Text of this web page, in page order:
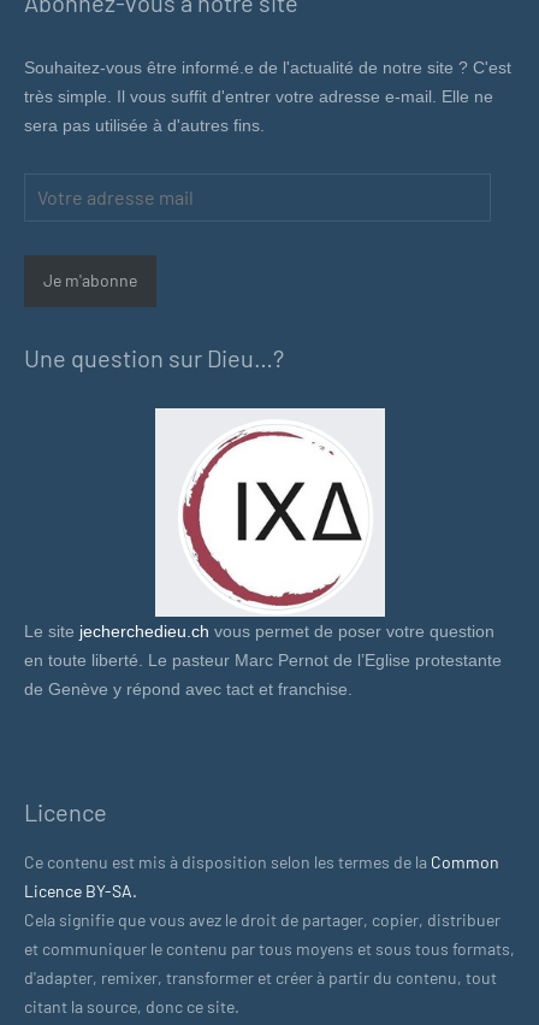
Souhaitez-vous être informé.e de l'actualité de notre site ? C'est
très simple. Il vous suffit d'entrer votre adresse e-mail. Elle ne
sera pas utilisée à d'autres fins.
Je m'abonne
Une question sur Dieu…?
Le site jecherchedieu.ch vous permet de poser votre question
en toute liberté. Le pasteur Marc Pernot de l’Eglise protestante
de Genève y répond avec tact et franchise.
Licence
Ce contenu est mis à disposition selon les termes de la Common
Licence BY-SA.
Cela signifie que vous avez le droit de partager, copier, distribuer
et communiquer le contenu par tous moyens et sous tous formats,
d'adapter, remixer, transformer et créer à partir du contenu, tout
citant la source, donc ce site.